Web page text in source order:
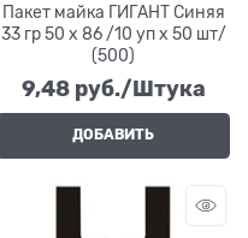
Пакет майка ГИГАНТ Синяя
33 гр 50 х 86 /10 уп х 50 шт/
(500)
9,48 руб./Штука
ДОБАВИТЬ